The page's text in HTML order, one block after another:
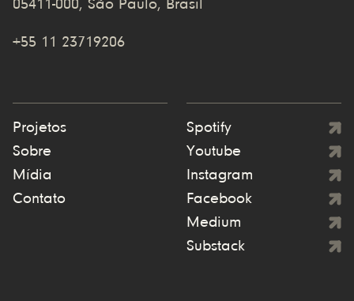
05411-000, São Paulo, Brasil
+55 11 23719206
Projetos
Sobre
Mídia
Contato
Spotify
Youtube
Instagram
Facebook
Medium
Substack